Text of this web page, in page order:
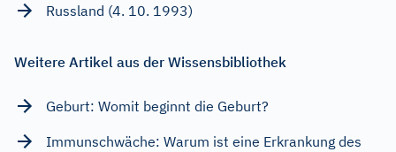
Russland (4. 10. 1993)
Weitere Artikel aus der Wissensbibliothek
Geburt: Womit beginnt die Geburt?
Immunschwäche: Warum ist eine Erkrankung des